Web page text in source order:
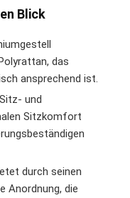
Blick
das
ansprechend ist.
und
Sitzkomfort
durch seinen
Anordnung, die